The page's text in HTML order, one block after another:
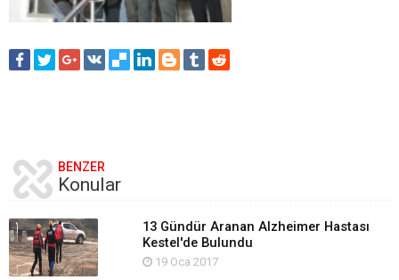
BENZER
Konular
13 Gündür Aranan Alzheimer Hastası
Kestel'de Bulundu
19 Oca 2017